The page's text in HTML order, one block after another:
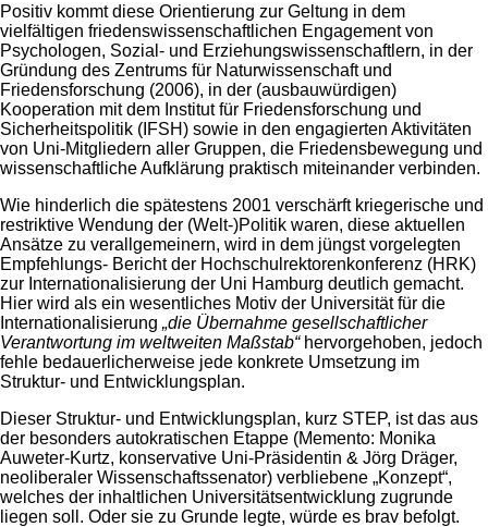
Positiv kommt diese Orientierung zur Geltung in dem
vielfältigen friedenswissenschaftlichen Engagement von
Psychologen, Sozial- und Erziehungswissenschaftlern, in der
Gründung des Zentrums für Naturwissenschaft und
Friedensforschung (2006), in der (ausbauwürdigen)
Kooperation mit dem Institut für Friedensforschung und
Sicherheitspolitik (IFSH) sowie in den engagierten Aktivitäten
von Uni-Mitgliedern aller Gruppen, die Friedensbewegung und
wissenschaftliche Aufklärung praktisch miteinander verbinden.
Wie hinderlich die spätestens 2001 verschärft kriegerische und
restriktive Wendung der (Welt-)Politik waren, diese aktuellen
Ansätze zu verallgemeinern, wird in dem jüngst vorgelegten
Empfehlungs- Bericht der Hochschulrektorenkonferenz (HRK)
zur Internationalisierung der Uni Hamburg deutlich gemacht.
Hier wird als ein wesentliches Motiv der Universität für die
Internationalisierung „die Übernahme gesellschaftlicher
Verantwortung im weltweiten Maßstab“hervorgehoben, jedoch
fehle bedauerlicherweise jede konkrete Umsetzung im
Struktur- und Entwicklungsplan.
Dieser Struktur- und Entwicklungsplan, kurz STEP, ist das aus
der besonders autokratischen Etappe (Memento: Monika
Auweter-Kurtz, konservative Uni-Präsidentin & Jörg Dräger,
neoliberaler Wissenschaftssenator) verbliebene „Konzept“,
welches der inhaltlichen Universitätsentwicklung zugrunde
liegen soll. Oder sie zu Grunde legte, würde es brav befolgt.